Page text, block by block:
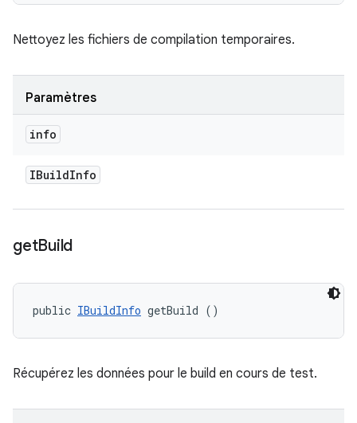
Nettoyez les fichiers de compilation temporaires.
Paramètres
info
IBuildInfo
getBuild
public IBuildInfo getBuild ()
Récupérez les données pour le build en cours de test.